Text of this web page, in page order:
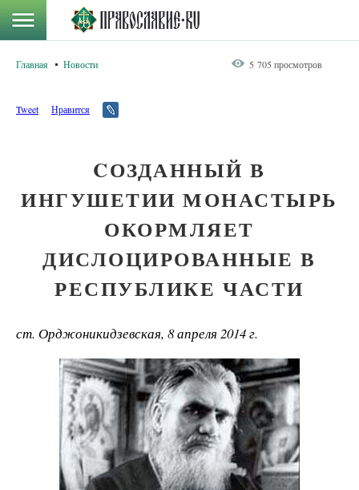
Главная Новости 5 705 просмотров
Tweet Нравится
CОЗДАННЫЙ В
ИНГУШЕТИИ МОНАСТЫРЬ
ОКОРМЛЯЕТ
ДИСЛОЦИРОВАННЫЕ В
РЕСПУБЛИКЕ ЧАСТИ
ст. Орджоникидзевская, 8 апреля 2014 г.